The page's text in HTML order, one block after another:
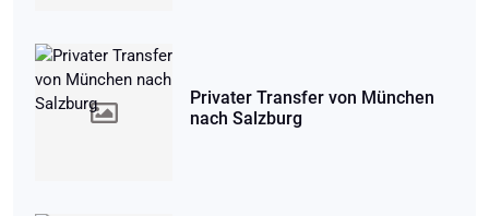
Privater Transfer von München
nach Salzburg